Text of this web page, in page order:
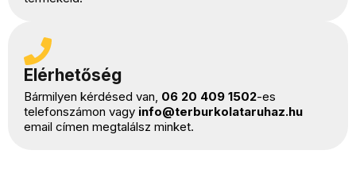
Elérhetőség
Bármilyen kérdésed van, 06 20 409 1502-es
telefonszámon vagy info@terburkolataruhaz.hu
email címen megtalálsz minket.